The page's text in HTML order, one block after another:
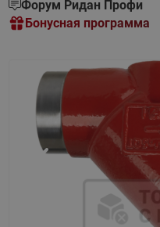
Форум Ридан Профи
Бонусная программа